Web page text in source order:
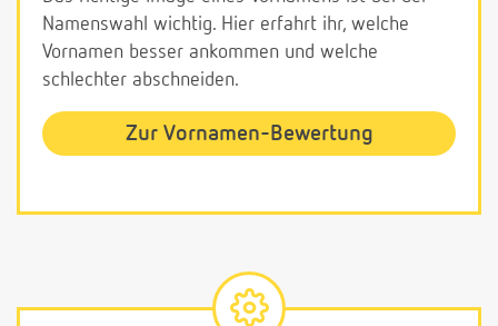
Namenswahl wichtig. Hier erfahrt ihr, welche
Vornamen besser ankommen und welche
schlechter abschneiden.
Zur Vornamen-Bewertung